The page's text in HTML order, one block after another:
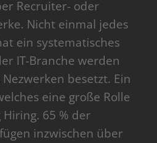
Recruiter- oder
Nicht einmal jedes
ein systematisches
IT-Branche werden
besetzt. Ein
eine große Rolle
65 % der
inzwischen über